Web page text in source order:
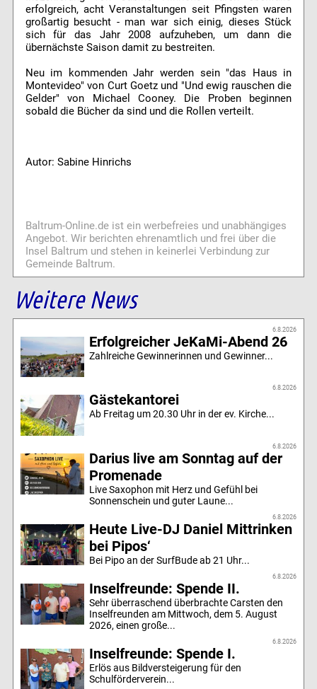
erfolgreich, acht Veranstaltungen seit Pfingsten waren
großartig besucht - man war sich einig, dieses Stück
sich für das Jahr 2008 aufzuheben, um dann die
übernächste Saison damit zu bestreiten.
Neu im kommenden Jahr werden sein "das Haus in
Montevideo" von Curt Goetz und "Und ewig rauschen die
Gelder" von Michael Cooney. Die Proben beginnen
sobald die Bücher da sind und die Rollen verteilt.
Autor: Sabine Hinrichs
Baltrum-Online.de ist ein werbefreies und unabhängiges
Angebot. Wir berichten ehrenamtlich und frei über die
Insel Baltrum und stehen in keinerlei Verbindung zur
Gemeinde Baltrum.
Weitere News
6.8.2026
Erfolgreicher JeKaMi-Abend 26
Zahlreiche Gewinnerinnen und Gewinner...
6.8.2026
Gästekantorei
Ab Freitag um 20.30 Uhr in der ev. Kirche...
6.8.2026
Darius live am Sonntag auf der
Promenade
Live Saxophon mit Herz und Gefühl bei
Sonnenschein und guter Laune...
6.8.2026
Heute Live-DJ Daniel Mittrinken
bei Pipos‘
Bei Pipo an der SurfBude ab 21 Uhr...
6.8.2026
Inselfreunde: Spende II.
Sehr überraschend überbrachte Carsten den
Inselfreunden am Mittwoch, dem 5. August
2026, einen große...
6.8.2026
Inselfreunde: Spende I.
Erlös aus Bildversteigerung für den
Schulförderverein...